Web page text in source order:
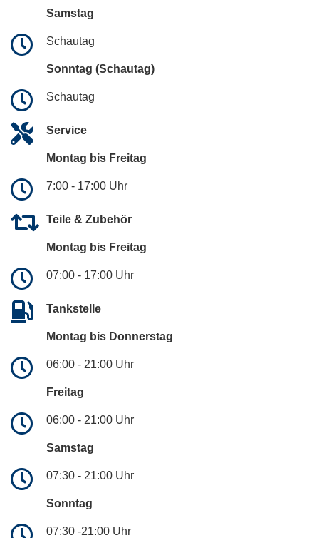
Samstag
Schautag
Sonntag (Schautag)
Schautag
Service
Montag bis Freitag
7:00 - 17:00 Uhr
Teile & Zubehör
Montag bis Freitag
07:00 - 17:00 Uhr
Tankstelle
Montag bis Donnerstag
06:00 - 21:00 Uhr
Freitag
06:00 - 21:00 Uhr
Samstag
07:30 - 21:00 Uhr
Sonntag
07:30 -21:00 Uhr